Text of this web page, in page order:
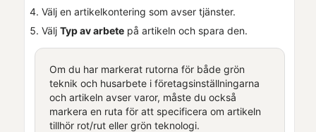
Välj en artikelkontering som avser tjänster.
Välj Typ av arbete på artikeln och spara den.
Om du har markerat rutorna för både grön
teknik och husarbete i företagsinställningarna
och artikeln avser varor, måste du också
markera en ruta för att specificera om artikeln
tillhör rot/rut eller grön teknologi.